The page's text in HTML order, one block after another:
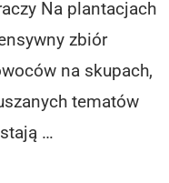
Na plantacjach
zbiór
na skupach,
tematów
…